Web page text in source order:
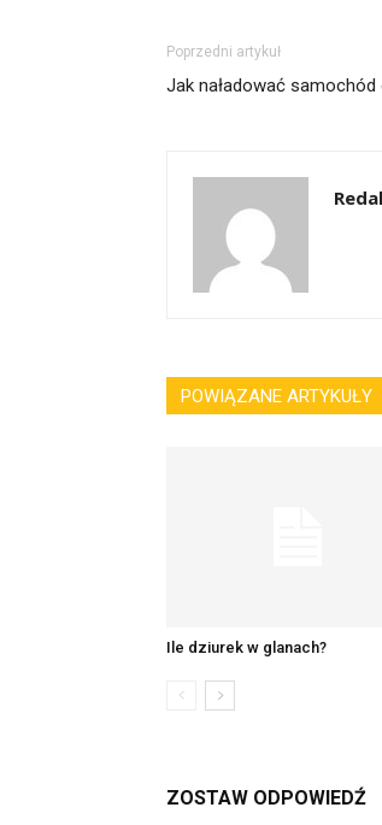
Poprzedni artykuł
Jak naładować
POWIĄZANE ARTYKUŁY
Ile dziurek w glanach?
ZOSTAW ODPOWIEDŹ